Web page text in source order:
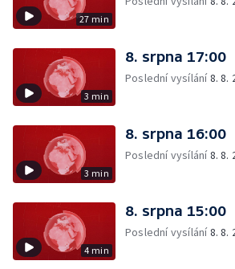
27 min
3 min
8. srpna 17:00
Poslední vysílání8. 8.
3 min
8. srpna 16:00
Poslední vysílání8. 8.
4 min
8. srpna 15:00
Poslední vysílání8. 8.